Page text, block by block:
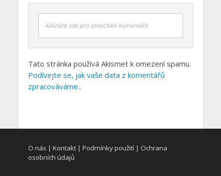
Klikněte zde pro zanechání komentáře
Tato stránka používá Akismet k omezení spamu.
Podívejte se, jak vaše data z komentářů
zpracováváme..
O nás | Kontakt| Podmínky použití| Ochrana
osobních údajů